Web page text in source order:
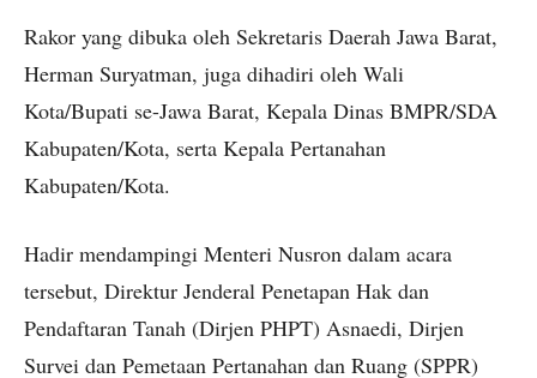
Rakor yang dibuka oleh Sekretaris Daerah Jawa Barat,
Herman Suryatman, juga dihadiri oleh Wali
Kota/Bupati se-Jawa Barat, Kepala Dinas BMPR/SDA
Kabupaten/Kota, serta Kepala Pertanahan
Kabupaten/Kota.
Hadir mendampingi Menteri Nusron dalam acara
tersebut, Direktur Jenderal Penetapan Hak dan
Pendaftaran Tanah (Dirjen PHPT) Asnaedi, Dirjen
Survei dan Pemetaan Pertanahan dan Ruang (SPPR)